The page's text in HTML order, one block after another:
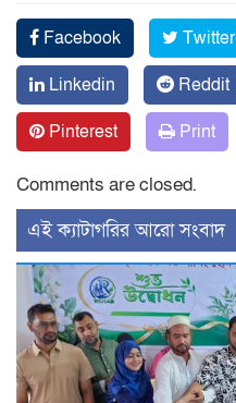
Facebook Twitter
Linkedin
Reddit
Pinterest
Print
Comments are closed.
‍এই ক্যাটাগরির ‍আরো সংবাদ